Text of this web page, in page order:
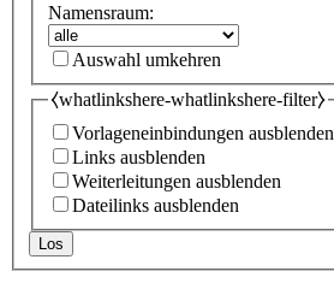
Namensraum:
Auswahl umkehren
⧼whatlinkshere-whatlinkshere-filter⧽
Vorlageneinbindungen ausblenden
Links ausblenden
Weiterleitungen ausblenden
Dateilinks ausblenden
Los